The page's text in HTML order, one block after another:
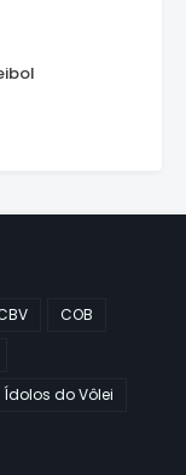
COB
Ídolos do Vôlei